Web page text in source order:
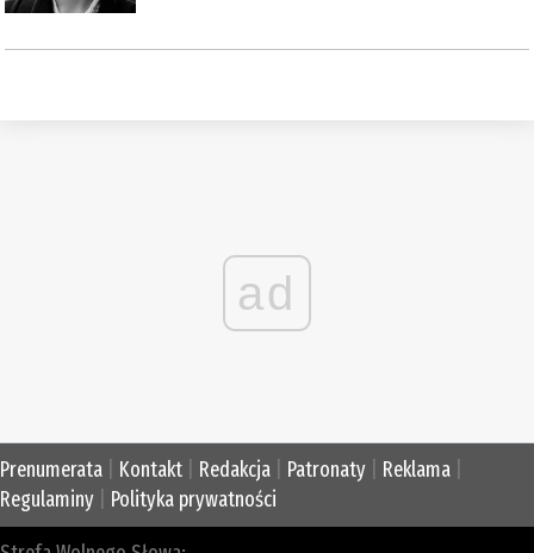
ad
Prenumerata Kontakt Redakcja Patronaty Reklama
Regulaminy
Polityka prywatności